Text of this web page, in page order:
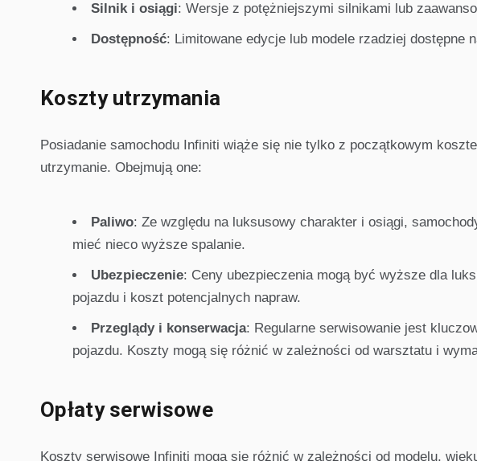
Silnik i osiągi: Wersje z potężniejszymi silnikami lub
Dostępność: Limitowane edycje lub modele rzadziej dostępne
Koszty utrzymania
Posiadanie samochodu Infiniti wiąże się nie tylko z początkowym
utrzymanie. Obejmują one:
Paliwo: Ze względu na luksusowy charakter i osiągi,
mieć nieco wyższe spalanie.
Ubezpieczenie: Ceny ubezpieczenia mogą być wyższe dla
pojazdu i koszt potencjalnych napraw.
Przeglądy i konserwacja: Regularne serwisowanie jest
pojazdu. Koszty mogą się różnić w zależności od warsztatu i
Opłaty serwisowe
Koszty serwisowe Infiniti mogą się różnić w zależności od modelu,